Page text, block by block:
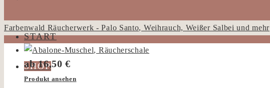
START
SHOP
Farbenwald Räucherwerk - Palo Santo, Weihrauch, Weißer Salbei und mehr
ab16,50€
Produkt ansehen